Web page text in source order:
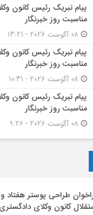
پیام تبریک رئیس کانون
مناسبت روز خبرنگار
پیام تبریک رئیس کانون
مناسبت روز خبرنگار
پیام تبریک رئیس کانون
مناسبت روز خبرنگار
طراحی پوستر هفتاد
کانون وکلای دادگستری